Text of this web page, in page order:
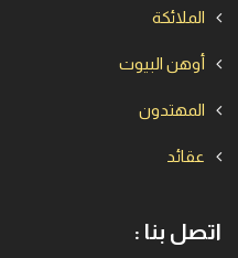
الملائكة
أوهن البيوت
المهتدون
عقائد
اتصل بنا :